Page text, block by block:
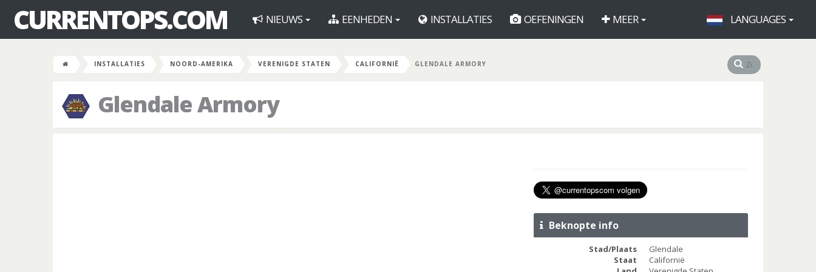
CURRENTOPS.COM NIEUWS EENHEDEN INSTALLATIES OEFENINGEN MEER LANGUAGES
INSTALLATIES NOORD-AMERIKA VERENIGDE STATEN CALIFORNIË GLENDALE ARMORY
Glendale Armory
Beknopte info
Stad/Plaats
Glendale
Staat
Californië